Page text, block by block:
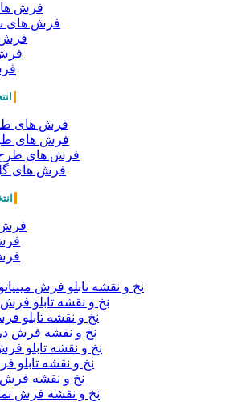
فرش
فرش های
فرش
فرش های
فرش های
فرش های طرح
فرش های
فرش 12
فرش 9
فرش 6
نخ و نقشه تابلو فرش
نخ و نقشه تابلو
نخ و نقشه تابلو
نخ و نقشه فرش
نخ و نقشه تابلو
نخ و نقشه تابلو
نخ و نقشه فرش
نخ و نقشه فرش